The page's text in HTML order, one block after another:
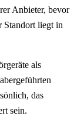
Anbieter, bevor
Standort liegt in
als
das
sein.